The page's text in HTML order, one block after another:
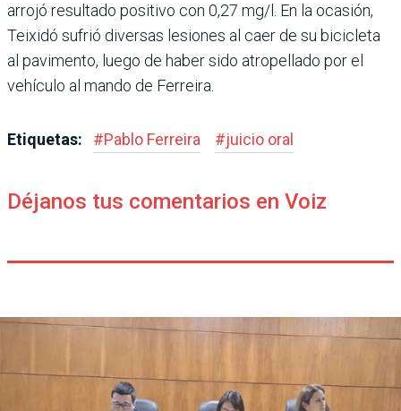
arrojó resultado positivo con 0,27 mg/l. En la ocasión,
Teixidó sufrió diversas lesiones al caer de su bicicleta
al pavimento, luego de haber sido atropellado por el
vehículo al mando de Ferreira.
Etiquetas: #Pablo Ferreira #juicio oral
Déjanos tus comentarios en Voiz